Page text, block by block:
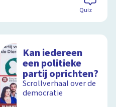
Quiz
Kan iedereen
een politieke
partij oprichten?
Scrollverhaal over de
democratie